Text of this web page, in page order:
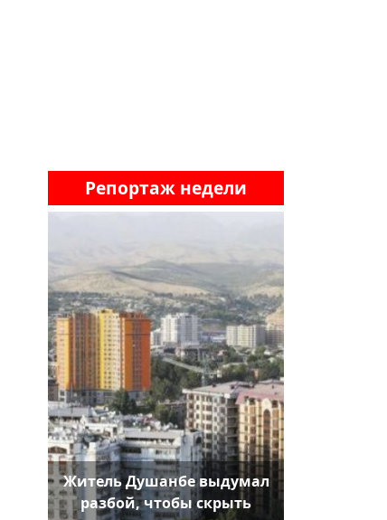
Репортаж недели
Житель Душанбе выдумал
разбой, чтобы скрыть